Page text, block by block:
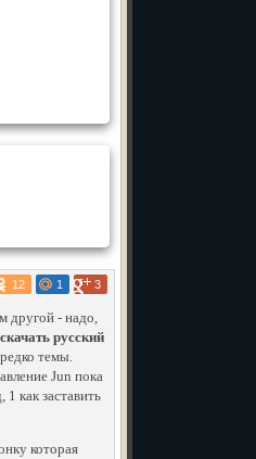
12 1 3
другой - надо,
скачать русский
темы.
Jun пока
как заставить
которая